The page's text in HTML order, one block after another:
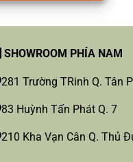
SHOWROOM PHÍA NAM
281 Trường TRinh Q. Tân
83 Huỳnh Tấn Phát Q. 7
210 Kha Vạn Cân Q. Thủ